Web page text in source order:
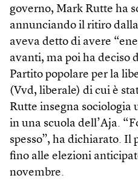
governo, Mark Rutte ha
annunciando il ritiro
aveva detto di avere
avanti, ma poi ha deciso
Partito popolare per la
(Vvd, liberale) di cui è
Rutte insegna sociologia
in una scuola dell’Aja.
spesso”, ha dichiarato. Il
fino alle elezioni
novembre.